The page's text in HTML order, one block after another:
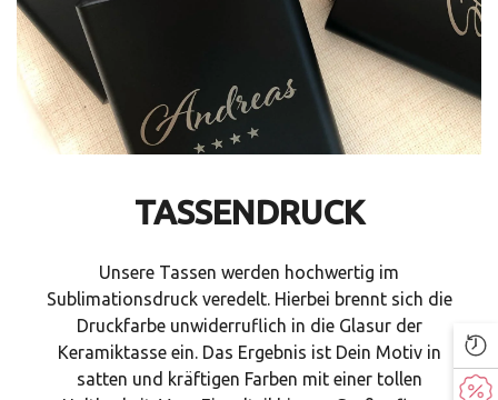
TASSENDRUCK
Unsere Tassen werden hochwertig im
Sublimationsdruck veredelt. Hierbei brennt sich die
Druckfarbe unwiderruflich in die Glasur der
Keramiktasse ein. Das Ergebnis ist Dein Motiv in
satten und kräftigen Farben mit einer tollen